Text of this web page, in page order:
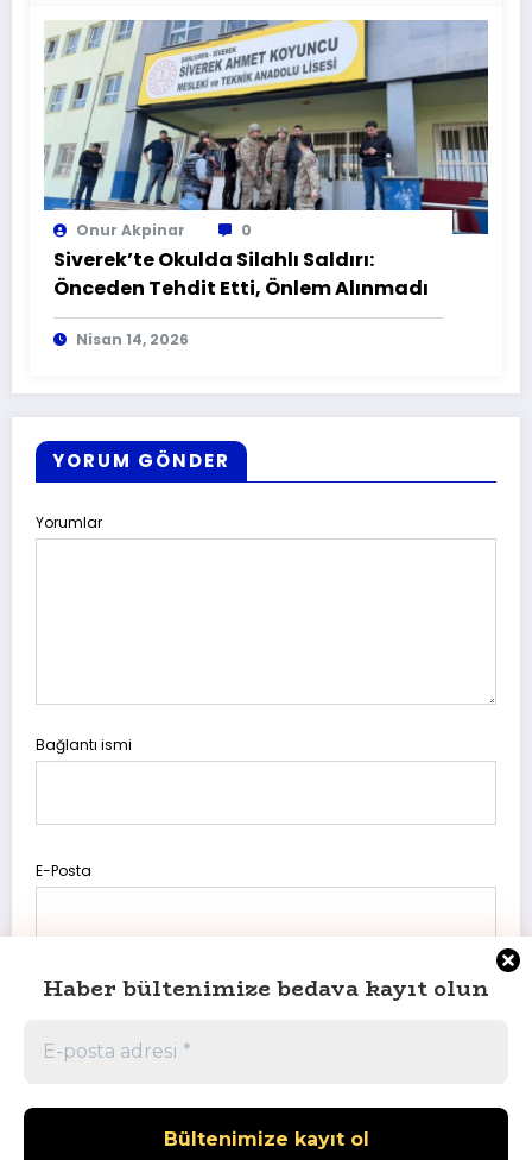
Haber bültenimize bedava kayıt olun
Onur Akpinar 0
Siverek’te Okulda Silahlı Saldırı:
Önceden Tehdit Etti, Önlem Alınmadı
Nisan 14, 2026
YORUM GÖNDER
Yorumlar
Bağlantı ismi
E-Posta
adresim ve site adresim bu tarayıcıya kaydedilsin.